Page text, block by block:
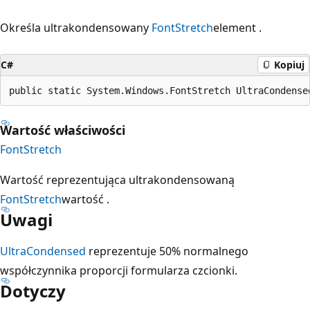
Określa ultrakondensowany FontStretchelement .
C# Kopiuj
public static System.Windows.FontStretch
Wartość właściwości
FontStretch
Wartość reprezentująca ultrakondensowaną
FontStretchwartość .
Uwagi
UltraCondensed reprezentuje 50% normalnego
współczynnika proporcji formularza czcionki.
Dotyczy